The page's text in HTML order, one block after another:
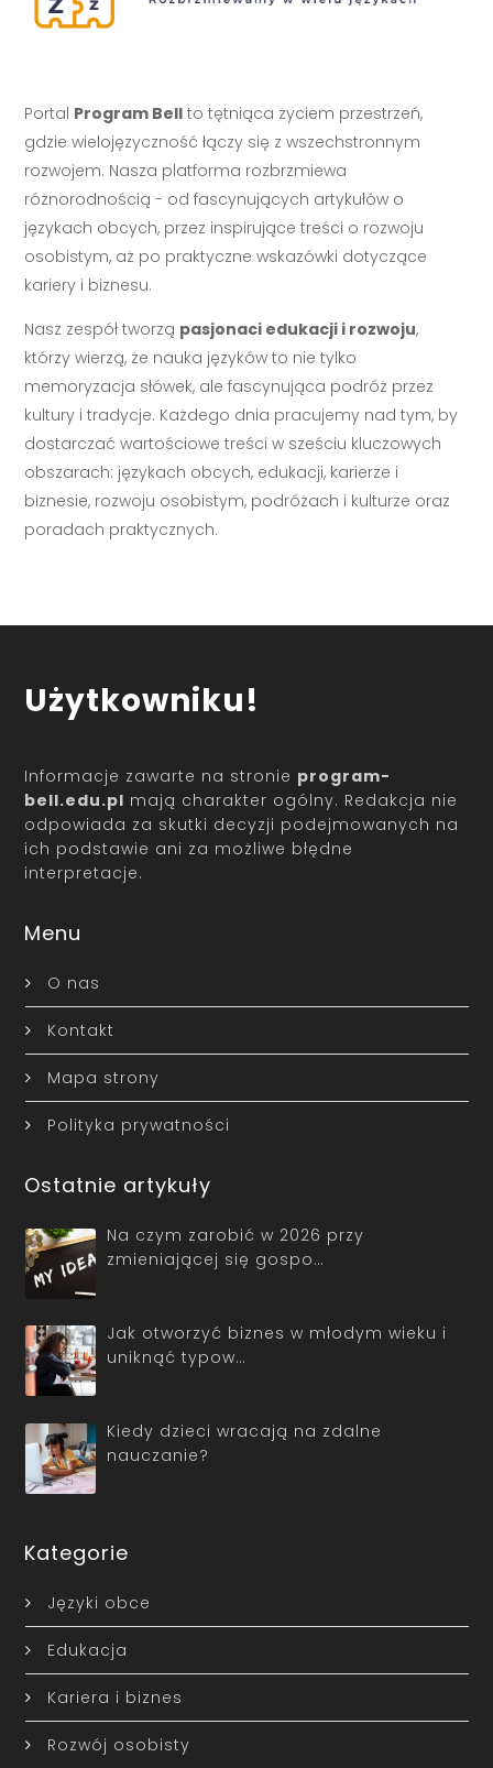
Portal Program Bell to tętniąca życiem przestrzeń,
gdzie wielojęzyczność łączy się z wszechstronnym
rozwojem. Nasza platforma rozbrzmiewa
różnorodnością - od fascynujących artykułów o
językach obcych, przez inspirujące treści o rozwoju
osobistym, aż po praktyczne wskazówki dotyczące
kariery i biznesu.
Nasz zespół tworzą pasjonaci edukacji i rozwoju,
którzy wierzą, że nauka języków to nie tylko
memoryzacja słówek, ale fascynująca podróż przez
kultury i tradycje. Każdego dnia pracujemy nad tym, by
dostarczać wartościowe treści w sześciu kluczowych
obszarach: językach obcych, edukacji, karierze i
biznesie, rozwoju osobistym, podróżach i kulturze oraz
poradach praktycznych.
Użytkowniku!
Informacje zawarte na stronie program-
bell.edu.pl mają charakter ogólny. Redakcja nie
odpowiada za skutki decyzji podejmowanych na
ich podstawie ani za możliwe błędne
interpretacje.
Menu
O nas
Kontakt
Mapa strony
Polityka prywatności
Ostatnie artykuły
Na czym zarobić w 2026 przy
zmieniającej się gospo…
Jak otworzyć biznes w młodym wieku i
uniknąć typow…
Kiedy dzieci wracają na zdalne
nauczanie?
Kategorie
Języki obce
Edukacja
Kariera i biznes
Rozwój osobisty